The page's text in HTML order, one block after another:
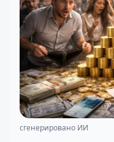
сгенерировано ИИ